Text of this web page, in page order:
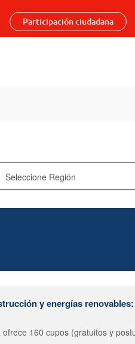
Participación ciudadana
y energías
160 cupos (gratuitos y